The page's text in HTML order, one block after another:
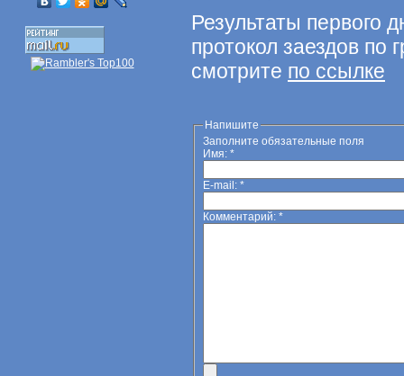
Результаты первого
протокол заездов по
смотрите по ссылке
Напишите
Заполните обязательные поля
Имя: *
E-mail: *
Комментарий: *